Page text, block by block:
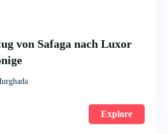
von Safaga nach Luxor
Explore